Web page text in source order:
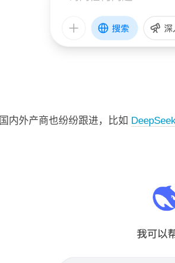
国内外产商也纷纷跟进，比如